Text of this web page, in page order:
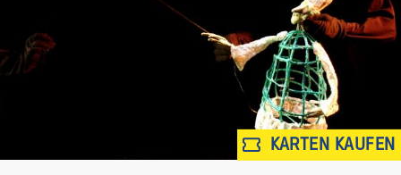
KARTEN KAUFEN